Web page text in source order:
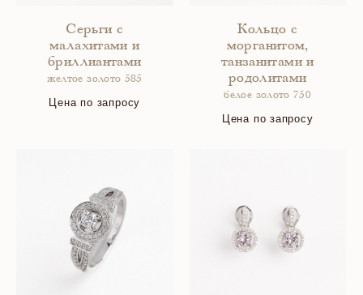
Серьги с
малахитами и
бриллиантами
желтое золото 585
Цена по запросу
Кольцо с
морганитом,
танзанитами и
родолитами
белое золото 750
Цена по запросу